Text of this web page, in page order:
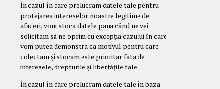
În cazul în care prelucram datele tale pentru
protejarea intereselor noastre legitime de
afaceri, vom stoca datele pana când ne vei
solicitam să ne oprim cu excepția cazului în care
vom putea demonstra ca motivul pentru care
colectam și stocam este prioritar fata de
interesele, drepturile și libertățile tale.
În cazul în care prelucram datele tale în baza